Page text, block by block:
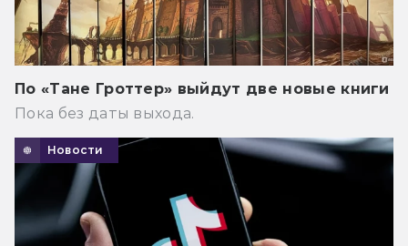
По «Тане Гроттер» выйдут две новые книги
Пока без даты выхода.
Новости